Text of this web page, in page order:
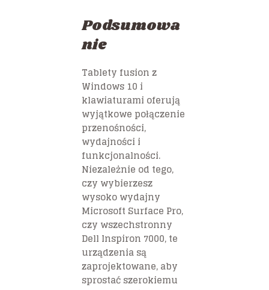
Podsumowa
nie
Tablety fusion z
Windows 10 i
klawiaturami oferują
wyjątkowe połączenie
przenośności,
wydajności i
funkcjonalności.
Niezależnie od tego,
czy wybierzesz
wysoko wydajny
Microsoft Surface Pro,
czy wszechstronny
Dell Inspiron 7000, te
urządzenia są
zaprojektowane, aby
sprostać szerokiemu